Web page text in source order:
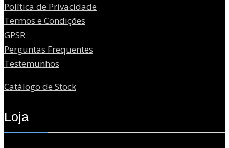
Política de Privacidade
Termos e Condições
GPSR
Perguntas Frequentes
Testemunhos
Catálogo de Stock
Loja